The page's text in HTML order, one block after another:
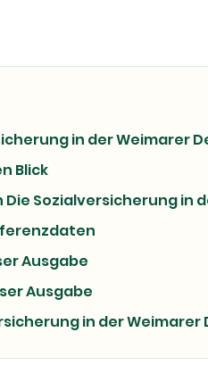
in der Weimarer
Blick
Sozialversicherung in
Ausgabe
Ausgabe
in der